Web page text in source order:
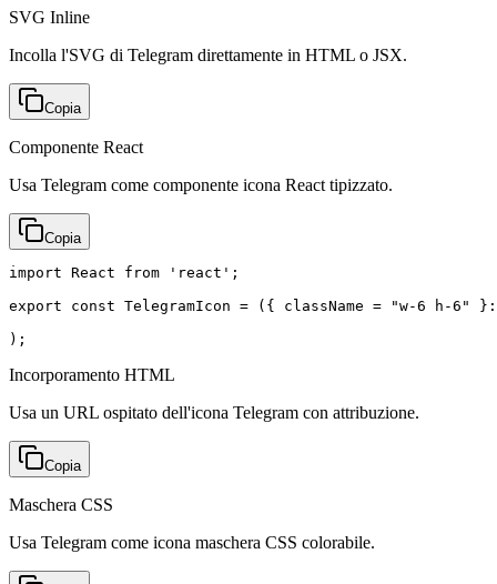
SVG Inline
Incolla l'SVG di Telegram direttamente in HTML o JSX.
Copia
Componente React
Usa Telegram come componente icona React tipizzato.
Copia
import React from 'react';
export const TelegramIcon = ({ className = "w-6 h-
);
Incorporamento HTML
Usa un URL ospitato dell'icona Telegram con attribuzione.
Copia
Maschera CSS
Usa Telegram come icona maschera CSS colorabile.